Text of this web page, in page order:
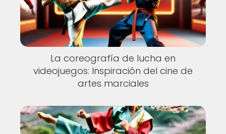
La coreografía de lucha en
videojuegos: Inspiración del cine de
artes marciales